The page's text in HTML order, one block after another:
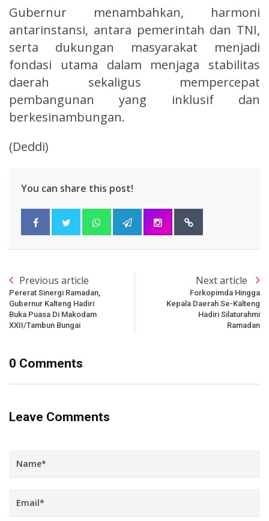
Gubernur menambahkan, harmoni
antarinstansi, antara pemerintah dan TNI,
serta dukungan masyarakat menjadi
fondasi utama dalam menjaga stabilitas
daerah sekaligus mempercepat
pembangunan yang inklusif dan
berkesinambungan.
(Deddi)
You can share this post!
Previous article
Pererat Sinergi Ramadan,
Gubernur Kalteng Hadiri
Buka Puasa Di Makodam
XXII/Tambun Bungai
Next article
Forkopimda Hingga
Kepala Daerah Se-Kalteng
Hadiri Silaturahmi
Ramadan
0 Comments
Leave Comments